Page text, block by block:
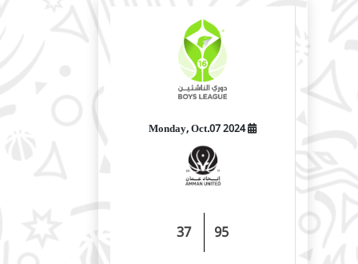
2024 Monday, Oct.07
95
37